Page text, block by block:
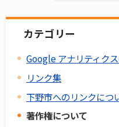
カテゴリー
Google アナリティク
リンク集
下野市へのリンクにつ
著作権について